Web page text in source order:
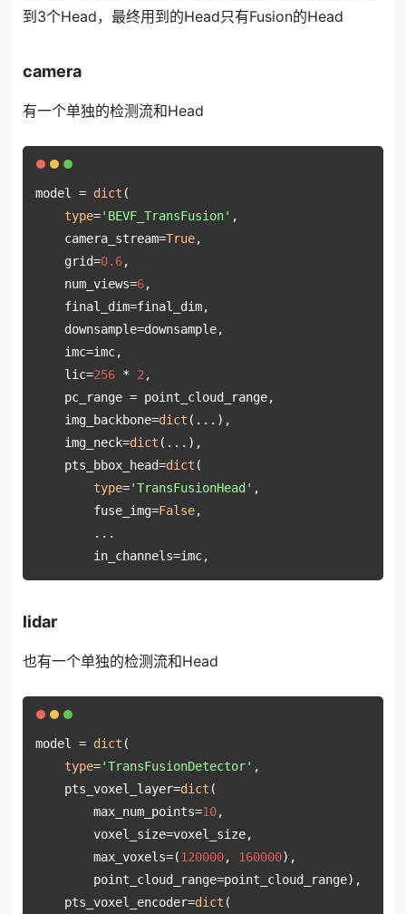
到3个Head，最终用到的Head只有Fusion的Head
camera
有一个单独的检测流和Head
model = dict (
type='BEVF_TransFusion' ,
    camera_stream=
True,
    grid=
0.6,
    num_views=
6,
    final_dim=final_dim,
    downsample=downsample,
    imc=imc,
    lic=
256 * 2 ,
    pc_range = point_cloud_range,
    img_backbone=
dict (...),
    img_neck=
dict (...),
    pts_bbox_head=
dict (
type='TransFusionHead' ,
        fuse_img=
False,
        ...
        in_channels=imc,
lidar
也有一个单独的检测流和Head
model = dict (
type='TransFusionDetector' ,
    pts_voxel_layer=
dict (
        max_num_points=
10,
        voxel_size=voxel_size,
        max_voxels=(
120000, 160000),
        point_cloud_range=point_cloud_range),
    pts_voxel_encoder=
dict (